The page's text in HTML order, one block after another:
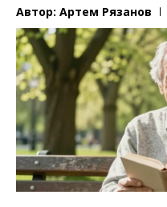
Автор: Артем Рязанов